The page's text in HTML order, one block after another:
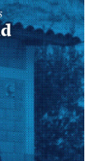
y
sequía